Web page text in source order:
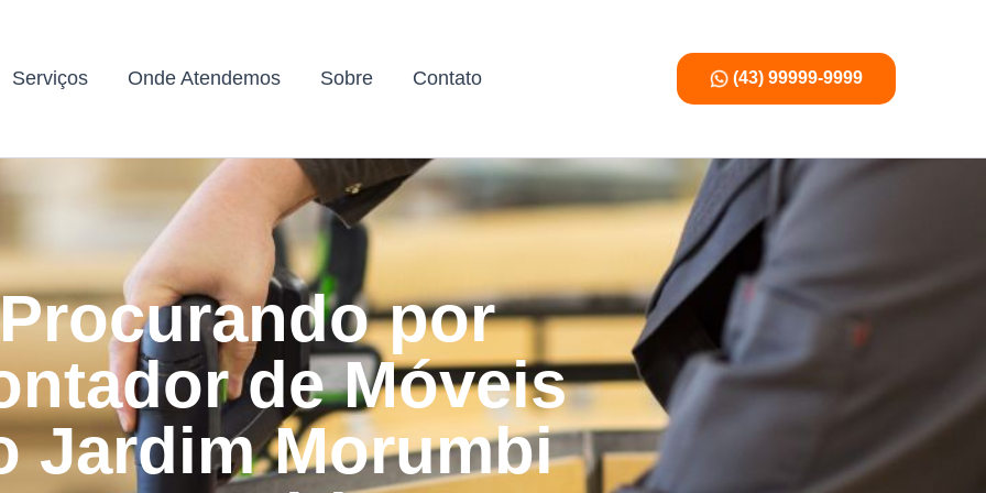
Serviços Onde Atendemos Sobre Contato (43) 99999-9999
por
de Móveis
Jardim Morumbi